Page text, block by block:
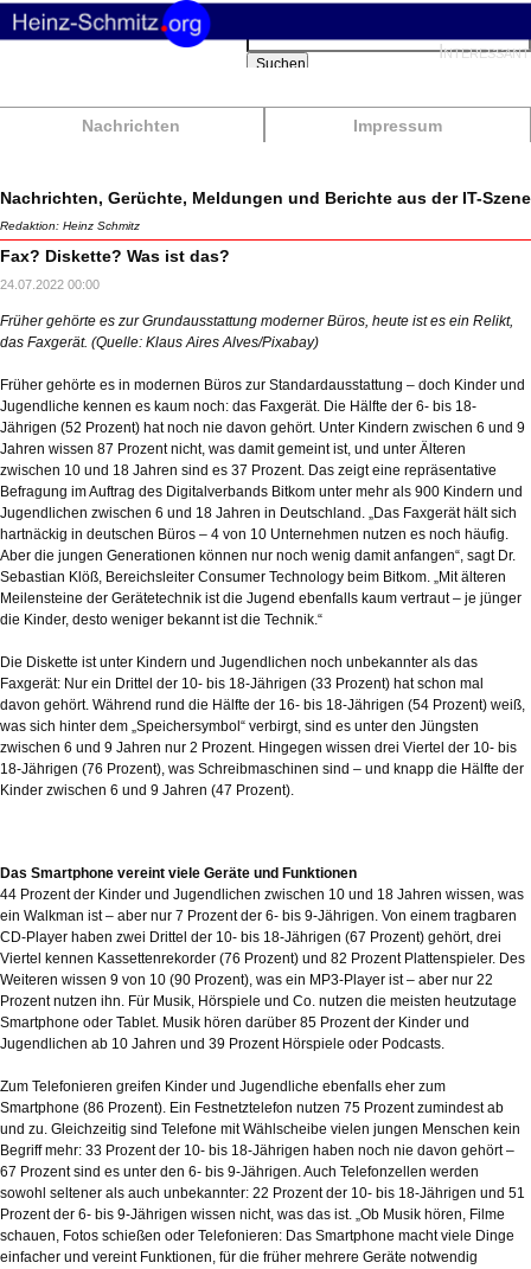
Nachrichten Impressum
Suchbegriffe
Suchen
Nachrichten, Gerüchte, Meldungen und Berichte aus der IT-Szene
Redaktion: Heinz Schmitz
Fax? Diskette? Was ist das?
24.07.2022 00:00
Früher gehörte es zur Grundausstattung moderner Büros, heute ist es ein Relikt,
das Faxgerät. (Quelle: Klaus Aires Alves/Pixabay)
Früher gehörte es in modernen Büros zur Standardausstattung – doch Kinder und
Jugendliche kennen es kaum noch: das Faxgerät. Die Hälfte der 6- bis 18-
Jährigen (52 Prozent) hat noch nie davon gehört. Unter Kindern zwischen 6 und 9
Jahren wissen 87 Prozent nicht, was damit gemeint ist, und unter Älteren
zwischen 10 und 18 Jahren sind es 37 Prozent. Das zeigt eine repräsentative
Befragung im Auftrag des Digitalverbands Bitkom unter mehr als 900 Kindern und
Jugendlichen zwischen 6 und 18 Jahren in Deutschland. „Das Faxgerät hält sich
hartnäckig in deutschen Büros – 4 von 10 Unternehmen nutzen es noch häufig.
Aber die jungen Generationen können nur noch wenig damit anfangen“, sagt Dr.
Sebastian Klöß, Bereichsleiter Consumer Technology beim Bitkom. „Mit älteren
Meilensteine der Gerätetechnik ist die Jugend ebenfalls kaum vertraut – je jünger
die Kinder, desto weniger bekannt ist die Technik.“
Die Diskette ist unter Kindern und Jugendlichen noch unbekannter als das
Faxgerät: Nur ein Drittel der 10- bis 18-Jährigen (33 Prozent) hat schon mal
davon gehört. Während rund die Hälfte der 16- bis 18-Jährigen (54 Prozent) weiß,
was sich hinter dem „Speichersymbol“ verbirgt, sind es unter den Jüngsten
zwischen 6 und 9 Jahren nur 2 Prozent. Hingegen wissen drei Viertel der 10- bis
18-Jährigen (76 Prozent), was Schreibmaschinen sind – und knapp die Hälfte der
Kinder zwischen 6 und 9 Jahren (47 Prozent).
Das Smartphone vereint viele Geräte und Funktionen
44 Prozent der Kinder und Jugendlichen zwischen 10 und 18 Jahren wissen, was
ein Walkman ist – aber nur 7 Prozent der 6- bis 9-Jährigen. Von einem tragbaren
CD-Player haben zwei Drittel der 10- bis 18-Jährigen (67 Prozent) gehört, drei
Viertel kennen Kassettenrekorder (76 Prozent) und 82 Prozent Plattenspieler. Des
Weiteren wissen 9 von 10 (90 Prozent), was ein MP3-Player ist – aber nur 22
Prozent nutzen ihn. Für Musik, Hörspiele und Co. nutzen die meisten heutzutage
Smartphone oder Tablet. Musik hören darüber 85 Prozent der Kinder und
Jugendlichen ab 10 Jahren und 39 Prozent Hörspiele oder Podcasts.
Zum Telefonieren greifen Kinder und Jugendliche ebenfalls eher zum
Smartphone (86 Prozent). Ein Festnetztelefon nutzen 75 Prozent zumindest ab
und zu. Gleichzeitig sind Telefone mit Wählscheibe vielen jungen Menschen kein
Begriff mehr: 33 Prozent der 10- bis 18-Jährigen haben noch nie davon gehört –
67 Prozent sind es unter den 6- bis 9-Jährigen. Auch Telefonzellen werden
sowohl seltener als auch unbekannter: 22 Prozent der 10- bis 18-Jährigen und 51
Prozent der 6- bis 9-Jährigen wissen nicht, was das ist. „Ob Musik hören, Filme
schauen, Fotos schießen oder Telefonieren: Das Smartphone macht viele Dinge
einfacher und vereint Funktionen, für die früher mehrere Geräte notwendig